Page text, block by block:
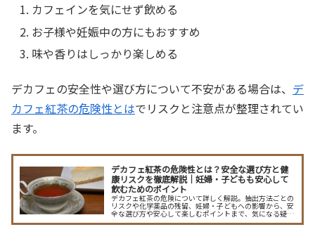
カフェインを気にせず飲める
お子様や妊娠中の方にもおすすめ
味や香りはしっかり楽しめる
デカフェの安全性や選び方について不安がある場合は、 デ
カフェ紅茶の危険性とはでリスクと注意点が整理されてい
ます。
デカフェ紅茶の危険性とは？安全な選び方と健
康リスクを徹底解説｜妊婦・子どもも安心して
飲むためのポイント
デカフェ紅茶の危険について詳しく解説。抽出方法ごとの
リスクや化学薬品の残留、妊婦・子どもへの影響から、安
全な選び方や安心して楽しむポイントまで、気になる疑問
をわかりやすく紹介します。